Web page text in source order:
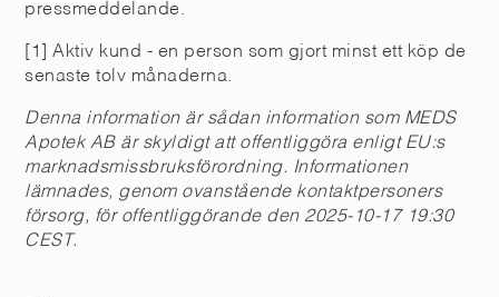
pressmeddelande.
[1] Aktiv kund - en person som gjort minst ett köp de
senaste tolv månaderna.
Denna information är sådan information som MEDS
Apotek AB är skyldigt att offentliggöra enligt EU:s
marknadsmissbruksförordning. Informationen
lämnades, genom ovanstående kontaktpersoners
försorg, för offentliggörande den 2025-10-17 19:30
CEST.